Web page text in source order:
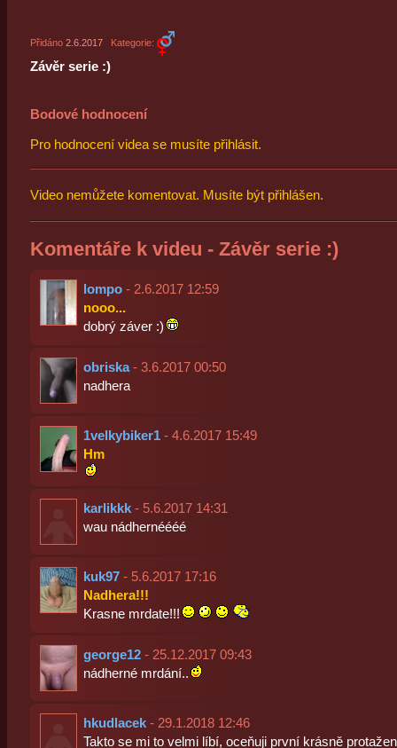
Přidáno 2.6.2017 Kategorie:
Závěr serie :)
Bodové hodnocení
Pro hodnocení videa se musíte přihlásit.
Video nemůžete komentovat. Musíte být přihlášen.
Komentáře k videu - Závěr serie :)
lompo- 2.6.2017 12:59
nooo...
dobrý záver :)
obriska- 3.6.2017 00:50
nadhera
1velkybiker1- 4.6.2017 15:49
Hm
karlikkk- 5.6.2017 14:31
wau nádhernéééé
kuk97- 5.6.2017 17:16
Nadhera!!!
Krasne mrdate!!!
george12- 25.12.2017 09:43
nádherné mrdání..
hkudlacek- 29.1.2018 12:46
Takto se mi to velmi líbí, oceňuji první krásně